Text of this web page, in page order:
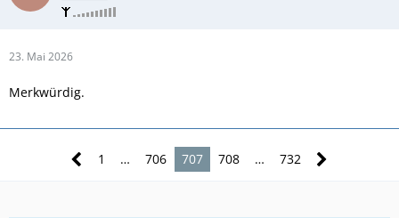
23. Mai 2026
Merkwürdig.
1 … 706 707 708 … 732